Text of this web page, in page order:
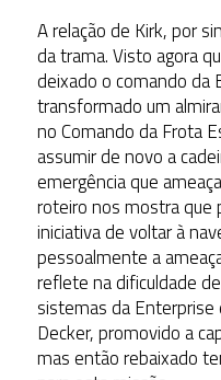
A relação de Kirk, por
da trama. Visto agora
deixado o comando da
transformado um
no Comando da Frota
assumir de novo a
emergência que
roteiro nos mostra que
iniciativa de voltar à
pessoalmente a
reflete na dificuldade
sistemas da
Decker, promovido a
mas então rebaixado